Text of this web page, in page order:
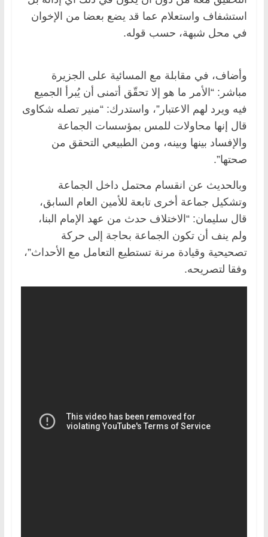
استشفاف واستعلام عما قد يضع بعضا من ‏الإخوان
في محل شبهة، حسب قوله.‏
وأضاف، في مقابلة مع المسائية على الجزيرة
مباشر: “الأمر ما هو إلا تحقّق أتمنى أن يُبرأ الجميع
فيه ويرد لهم الاعتبار”، ‏واستدرك: “منير تصله شكاوى
قال إنها محاولات للمس بمؤسسات الجماعة
والإفساد بينها وبينه، ومن الطبيعي التحقق من
‏صحتها”.‏
وبالحديث عن انقسام محتمل داخل الجماعة
وتشكيل جماعة أخرى تابعة للأمين العام السابق،
قال سليمان: “الاختلاف حدث من ‏عهد الإمام البنا،
ولم ينف أن تكون الجماعة بحاجة إلى حركة
تصحيحية وقيادة مرنة تستطيع التعامل مع الأحداث”،
وفقا ‏لتصريحه.‏